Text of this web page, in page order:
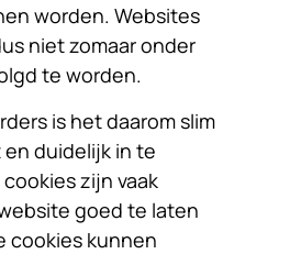
worden. Websites
niet zomaar onder
te worden.
is het daarom slim
duidelijk in te
zijn vaak
goed te laten
cookies kunnen